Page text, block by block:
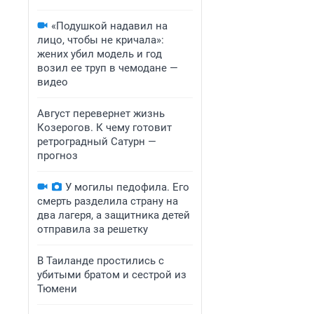
«Подушкой надавил на
лицо, чтобы не кричала»:
жених убил модель и год
возил ее труп в чемодане —
видео
Август перевернет жизнь
Козерогов. К чему готовит
ретроградный Сатурн —
прогноз
У могилы педофила. Его
смерть разделила страну на
два лагеря, а защитника детей
отправила за решетку
В Таиланде простились с
убитыми братом и сестрой из
Тюмени